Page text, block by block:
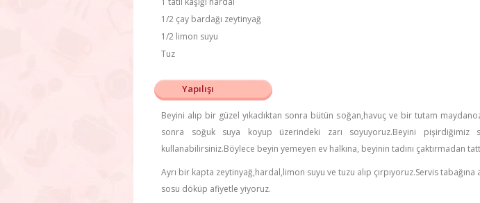
1/2 çay bardağı zeytinyağ
1/2 limon suyu
Tuz
Yapılışı
Beyini alıp bir güzel yıkadıktan sonra bütün soğan,havuç ve bir tutam
sonra soğuk suya koyup üzerindeki zarı soyuyoruz.Beyini pişirdiğimiz
kullanabilirsiniz.Böylece beyin yemeyen ev halkına, beyinin tadını çaktırmadan
Ayrı bir kapta zeytinyağ,hardal,limon suyu ve tuzu alıp çırpıyoruz.Servis tabağına
sosu döküp afiyetle yiyoruz.